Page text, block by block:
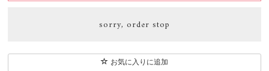
sorry, order stop
お気に入りに追加